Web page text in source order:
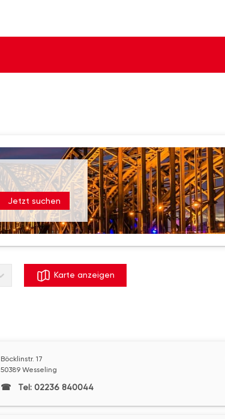
Jetzt suchen
Karte anzeigen
Böcklinstr. 17
50389 Wesseling
Tel: 02236 840044